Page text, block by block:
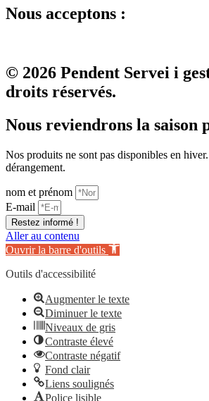
Nous acceptons :
© 2026 Pendent Servei i
droits réservés.
Nous reviendrons la saison
Nos produits ne sont pas disponibles en
dérangement.
nom et prénom
E-mail
Restez informé !
Aller au contenu
Ouvrir la barre d'outils
Outils d'accessibilité
Augmenter le texte
Diminuer le texte
Niveaux de gris
Contraste élevé
Contraste négatif
Fond clair
Liens soulignés
Police lisible